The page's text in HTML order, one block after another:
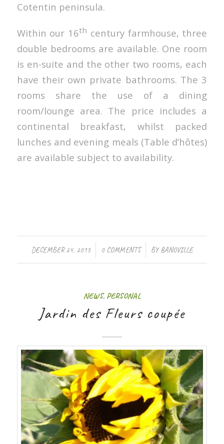
Cotentin peninsula.
Within our 16th century farmhouse, three
double bedrooms are available. One room
is en-suite and the other two rooms, each
have their own private bathrooms. The 3
rooms share the use of a dining
room/lounge area. The price includes a
continental breakfast, whilst packed
lunches and evening meals (Table d’hôtes)
are available subject to availability.
DECEMBER 24, 2013
/ 0 COMMENTS
/ BYBANOVILLE
NEWS, PERSONAL
Jardin des Fleurs coupée